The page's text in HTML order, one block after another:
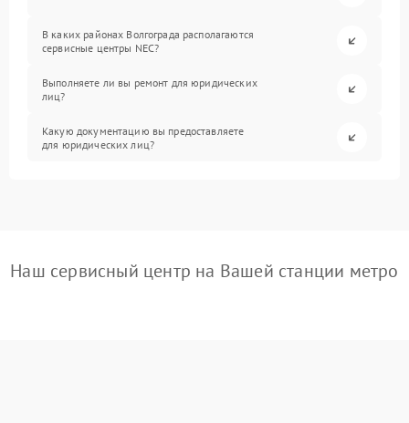
В каких районах Волгограда располагаются
сервисные центры NEC?
Выполняете ли вы ремонт для юридических
лиц?
Какую документацию вы предоставляете
для юридических лиц?
Наш сервисный центр на Вашей станции метро